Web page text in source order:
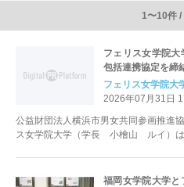
1〜10件 /
フェリス女学院大
包括連携協定を
フェリス女学院大
2026年07月31日
公益財団法人横浜市男女共同参画推
ス女学院大学（学長 小檜山 ルイ）は
福岡女学院大学と